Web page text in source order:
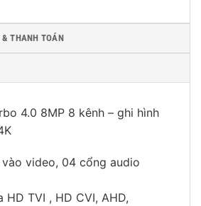
& THANH TOÁN
4.0 8MP 8 kênh – ghi hình
video, 04 cổng audio
HD TVI , HD CVI, AHD,